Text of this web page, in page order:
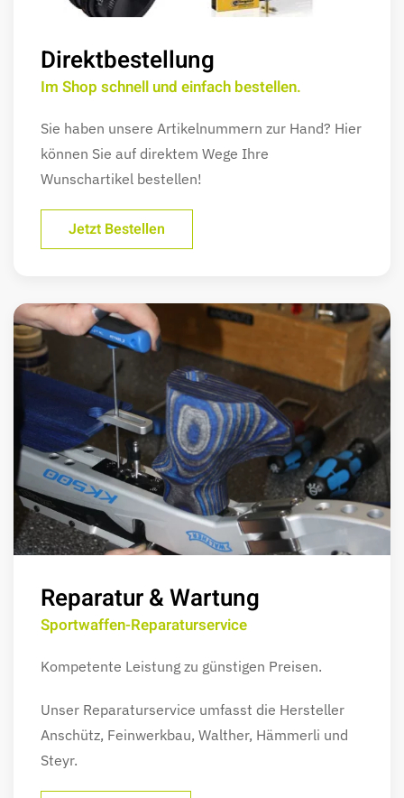
Direktbestellung
Im Shop schnell und einfach bestellen.
Sie haben unsere Artikelnummern zur Hand? Hier
können Sie auf direktem Wege Ihre
Wunschartikel bestellen!
Jetzt Bestellen
Reparatur & Wartung
Sportwaffen-Reparaturservice
Kompetente Leistung zu günstigen Preisen.
Unser Reparaturservice umfasst die Hersteller
Anschütz, Feinwerkbau, Walther, Hämmerli und
Steyr.